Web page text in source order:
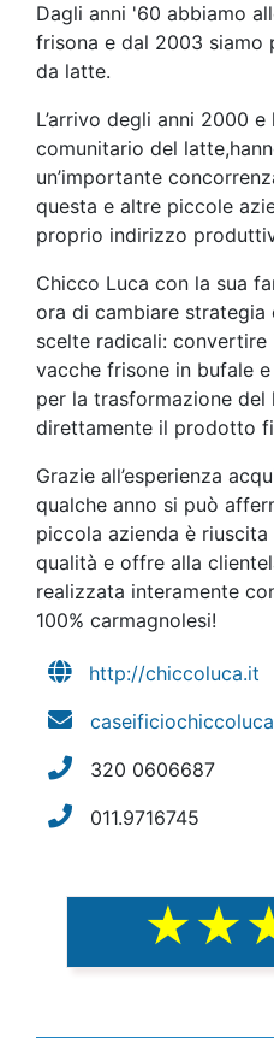
Dagli anni '60 abbiamo
frisona e dal 2003 siamo
da latte.
L’arrivo degli anni 2000
comunitario del
un’importante
questa e altre piccole
proprio indirizzo
Chicco Luca con la sua
ora di cambiare
scelte radicali:
vacche frisone in bufale
per la trasformazione del
direttamente il prodotto
Grazie all’esperienza
qualche anno si può
piccola azienda è
qualità e offre alla
realizzata interamente
100% carmagnolesi!
http://chiccoluca.it
320 0606687
011.9716745